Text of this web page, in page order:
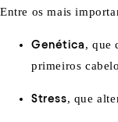
Entre os mais
Genética, que
primeiros
Stress, que